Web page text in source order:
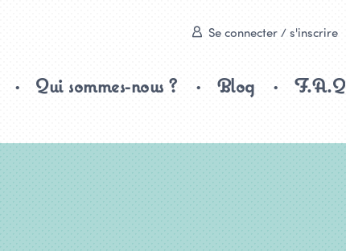
Se connecter / s'inscrire
Qui sommes-nous ? Blog F.A.Q